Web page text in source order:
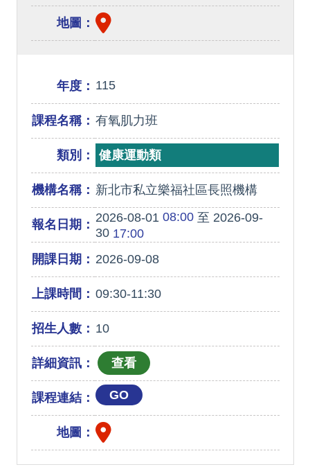
地圖：
年度： 115
課程名稱： 有氧肌力班
類別： 健康運動類
機構名稱： 新北市私立樂福社區長照機構
報名日期： 2026-08-01 08:00至 2026-09-
3017:00
開課日期： 2026-09-08
上課時間： 09:30-11:30
招生人數： 10
詳細資訊：
課程連結： GO
地圖：